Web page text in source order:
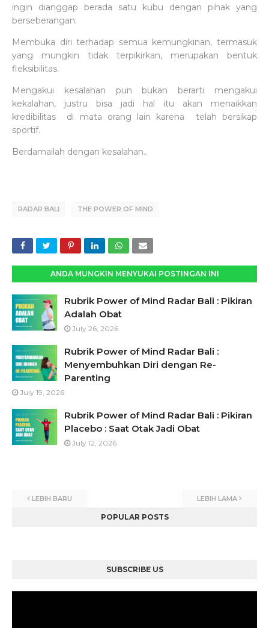
ingin dianggap berada satu kubu dengan pihak yang
berseberangan.
Membuka diri terhadap semua kemungkinan, termasuk
yang mungkin tidak terpikirkan, merupakan bentuk
fleksibilitas.
Mengakui kesalahan pun bukan berarti mengakui
kekalahan, justru bisa jadi hal itu akan menaikkan
kredibilitas di mata orang lain karena telah bersikap
sportif.
Berdamailah dengan kesalahan..
RADAR BALI THE POWER OF MIND
ANDA MUNGKIN MENYUKAI POSTINGAN INI
Rubrik Power of Mind Radar Bali : Pikiran
Adalah Obat
July 26, 2026
Rubrik Power of Mind Radar Bali :
Menyembuhkan Diri dengan Re-
Parenting
July 19, 2026
Rubrik Power of Mind Radar Bali : Pikiran
Placebo : Saat Otak Jadi Obat
July 12, 2026
LEBIH BARU LEBIH LAMA
POPULAR POSTS
SUBSCRIBE US